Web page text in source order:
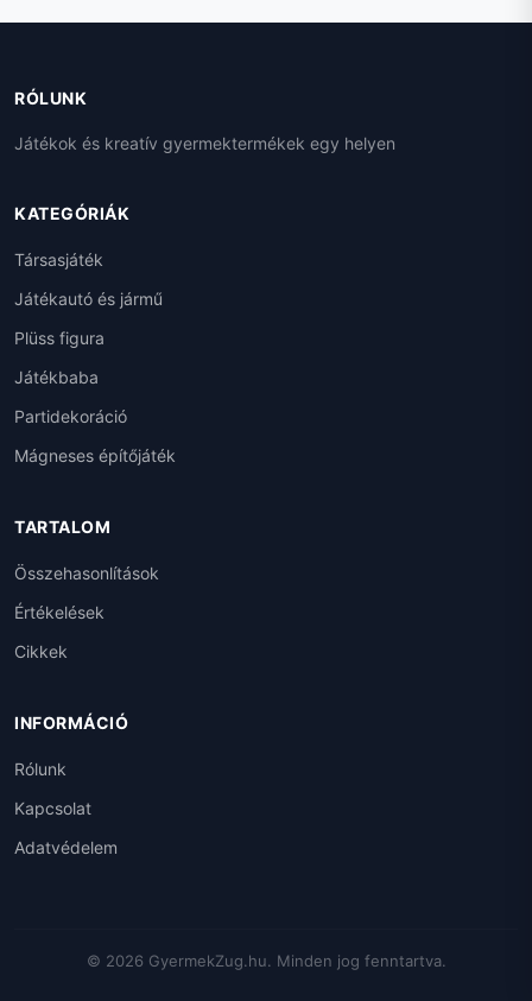
RÓLUNK
Játékok és kreatív gyermektermékek egy helyen
KATEGÓRIÁK
Társasjáték
Játékautó és jármű
Plüss figura
Játékbaba
Partidekoráció
Mágneses építőjáték
TARTALOM
Összehasonlítások
Értékelések
Cikkek
INFORMÁCIÓ
Rólunk
Kapcsolat
Adatvédelem
© 2026 GyermekZug.hu. Minden jog fenntartva.